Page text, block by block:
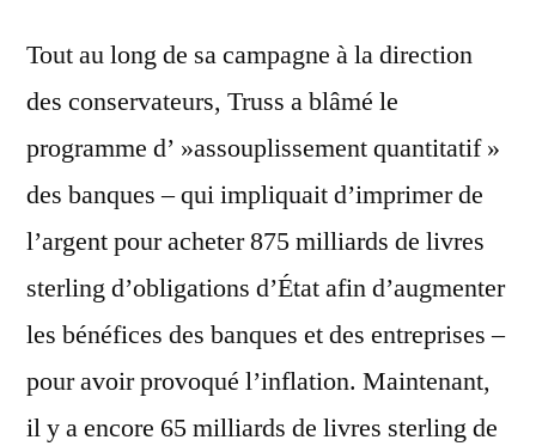
Tout au long de sa campagne à la direction
des conservateurs, Truss a blâmé le
programme d’ »assouplissement quantitatif »
des banques – qui impliquait d’imprimer de
l’argent pour acheter 875 milliards de livres
sterling d’obligations d’État afin d’augmenter
les bénéfices des banques et des entreprises –
pour avoir provoqué l’inflation. Maintenant,
il y a encore 65 milliards de livres sterling de